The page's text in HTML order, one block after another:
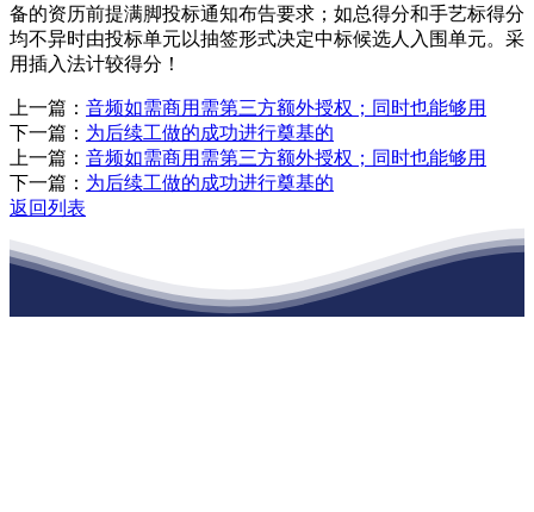
备的资历前提满脚投标通知布告要求；如总得分和手艺标得分
均不异时由投标单元以抽签形式决定中标候选人入围单元。采
用插入法计较得分！
上一篇： 音频如需商用需第三方额外授权；同时也能够用
下一篇： 为后续工做的成功进行奠基的
上一篇： 音频如需商用需第三方额外授权；同时也能够用
下一篇： 为后续工做的成功进行奠基的
返回列表